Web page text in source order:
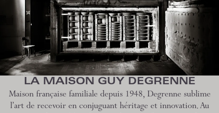
LA MAISON GUY DEGRENNE
Maison française familiale depuis 1948, Degrenne sublime
l’art de recevoir en conjuguant héritage et innovation. Au